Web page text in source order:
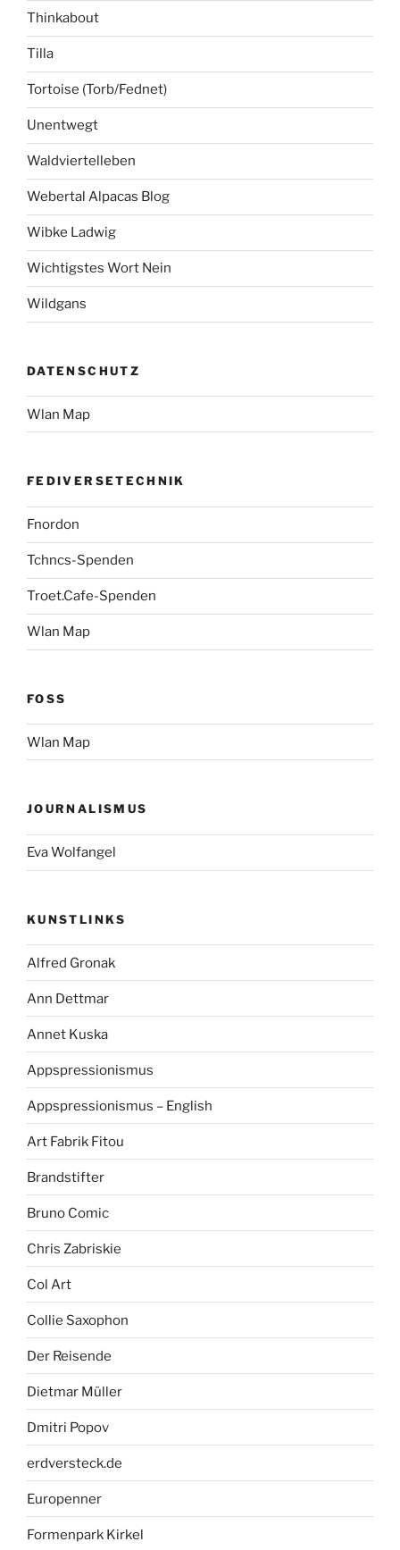
Thinkabout
Tilla
Tortoise (Torb/Fednet)
Unentwegt
Waldviertelleben
Webertal Alpacas Blog
Wibke Ladwig
Wichtigstes Wort Nein
Wildgans
DATENSCHUTZ
Wlan Map
FEDIVERSETECHNIK
Fnordon
Tchncs-Spenden
Troet.Cafe-Spenden
Wlan Map
FOSS
Wlan Map
JOURNALISMUS
Eva Wolfangel
KUNSTLINKS
Alfred Gronak
Ann Dettmar
Annet Kuska
Appspressionismus
Appspressionismus – English
Art Fabrik Fitou
Brandstifter
Bruno Comic
Chris Zabriskie
Col Art
Collie Saxophon
Der Reisende
Dietmar Müller
Dmitri Popov
erdversteck.de
Europenner
Formenpark Kirkel